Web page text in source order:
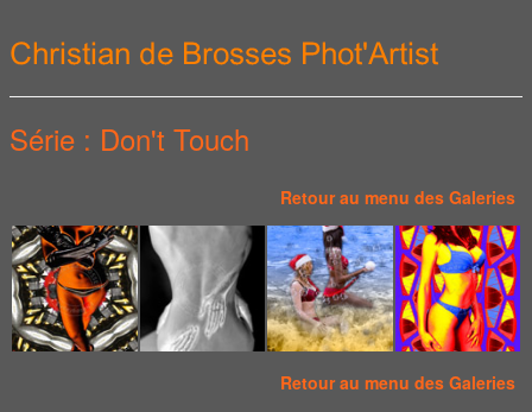
Série : Don't Touch
Retour au menu des Galeries
Retour au menu des Galeries